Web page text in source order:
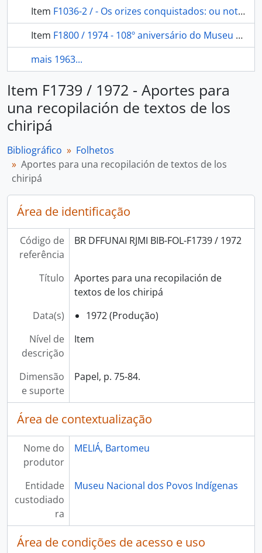
Item F1036-2 / - Os orizes conquistados: ou noticia da conversão dos indomitos Orizes Procazes.
Item F1800 / 1974 - 108º aniversário do Museu Paraense Emílio Goeldi: Síntese de sua história.
mais 1963...
Item F1739 / 1972 - Aportes para
una recopilación de textos de los
chiripá
Bibliográfico
Folhetos
Aportes para una recopilación de textos de los
chiripá
Área de identificação
Código de
referência
BR DFFUNAI RJMI BIB-FOL-F1739 / 1972
Título
Aportes para una recopilación de
textos de los chiripá
Data(s)
1972 (Produção)
Nível de
descrição
Item
Dimensão
e suporte
Papel, p. 75-84.
Área de contextualização
Nome do
produtor
MELIÁ, Bartomeu
Entidade
custodiado
ra
Museu Nacional dos Povos Indígenas
Área de condições de acesso e uso